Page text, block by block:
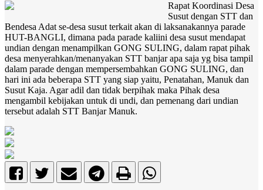
Rapat Koordinasi Desa
Susut dengan STT dan
Bendesa Adat se-desa susut terkait akan di laksanakannya parade
HUT-BANGLI, dimana pada parade kaliini desa susut mendapat
undian dengan menampilkan GONG SULING, dalam rapat pihak
desa menyerahkan/menanyakan STT banjar apa saja yg bisa tampil
dalam parade dengan mempersembahkan GONG SULING, dan
hari ini ada beberapa STT yang siap yaitu, Penatahan, Manuk dan
Susut Kaja. Agar adil dan tidak berpihak maka Pihak desa
mengambil kebijakan untuk di undi, dan pemenang dari undian
tersebut adalah STT Banjar Manuk.